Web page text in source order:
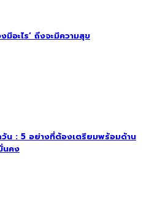
มีอะไร’ ถึงจะมีความสุข
น : 5 อย่างที่ต้องเตรียมพร้อมด้าน
นคง